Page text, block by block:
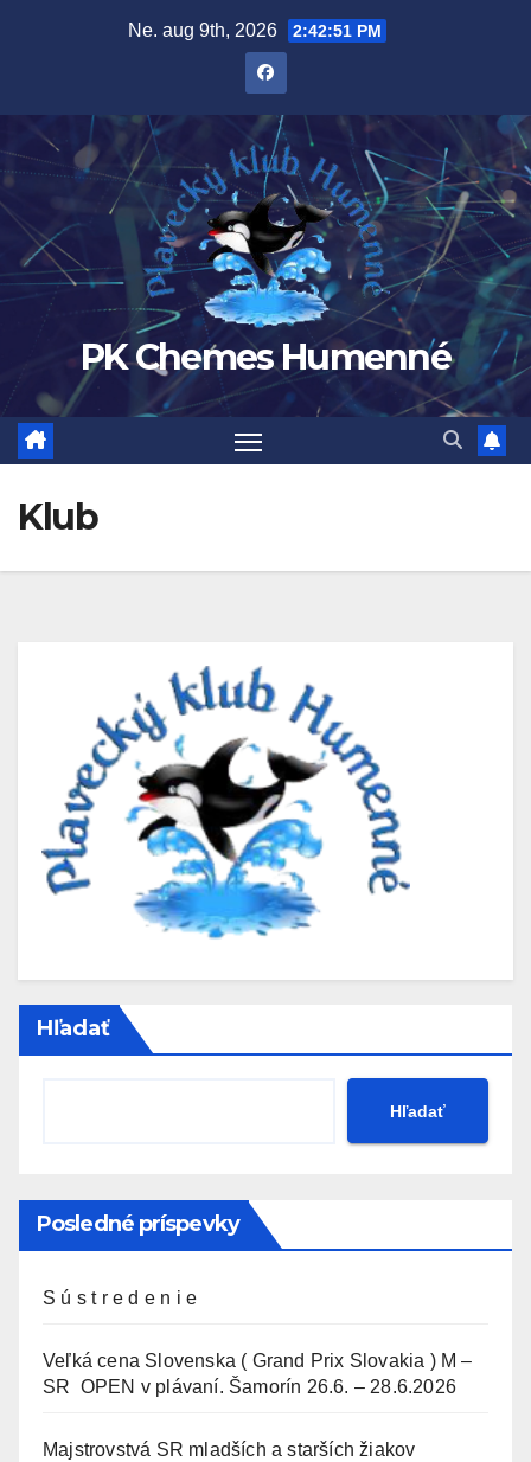
Ne. aug 9th, 2026 2:42:51 PM
PK Chemes Humenné
Klub
Hľadať
Hľadať
Posledné príspevky
S ú s t r e d e n i e
Veľká cena Slovenska ( Grand Prix Slovakia ) M –
SR OPEN v plávaní. Šamorín 26.6. – 28.6.2026
Majstrovstvá SR mladších a starších žiakov